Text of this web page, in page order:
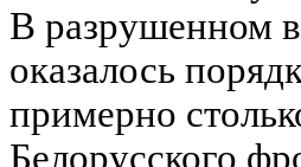
В разрушенном
оказалось
примерно
Белорусского